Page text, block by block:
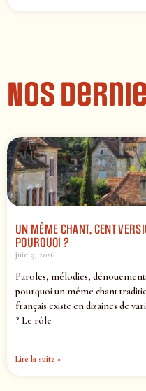
Nos
UN MÊME CHANT, CENT
POURQUOI ?
juin 9, 2026
Paroles, mélodies,
pourquoi un même chant
français existe en dizaines de
? Le rôle
Lire la suite »